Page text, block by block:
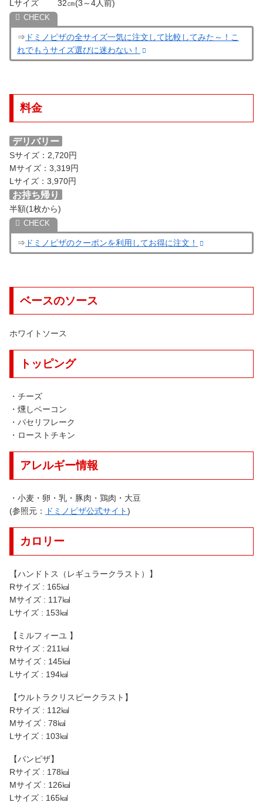
Lサイズ 32㎝(3～4人前)
⇒ ドミノピザの全サイズ一気に注文して比較してみた～！こ
れでもうサイズ選びに迷わない！
料金
デリバリー
Sサイズ：2,720円
Mサイズ：3,319円
Lサイズ：3,970円
お持ち帰り
半額(1枚から)
⇒ ドミノピザのクーポンを利用してお得に注文！
ベースのソース
ホワイトソース
トッピング
・チーズ
・燻しベーコン
・パセリフレーク
・ローストチキン
アレルギー情報
・小麦・卵・乳・豚肉・鶏肉・大豆
(参照元：
ドミノピザ公式サイト)
カロリー
【ハンドトス（レギュラークラスト）】
Rサイズ : 165㎉
Mサイズ : 117㎉
Lサイズ : 153㎉
【ミルフィーユ 】
Rサイズ : 211㎉
Mサイズ : 145㎉
Lサイズ : 194㎉
【ウルトラクリスピークラスト】
Rサイズ : 112㎉
Mサイズ : 78㎉
Lサイズ : 103㎉
【パンピザ】
Rサイズ : 178㎉
Mサイズ : 126㎉
Lサイズ : 165㎉